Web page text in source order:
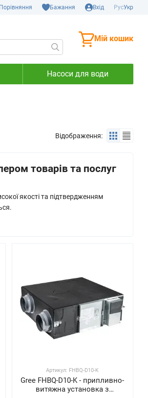
Порівняння Бажання Вхід РусУкр
Мій кошик
Насоси для води
Відображення:
товарів та послуг
якості та підтвердженням
Артикул: FHBQ-D10-K
Gree FHBQ-D10-K - припливно-
витяжна установка з